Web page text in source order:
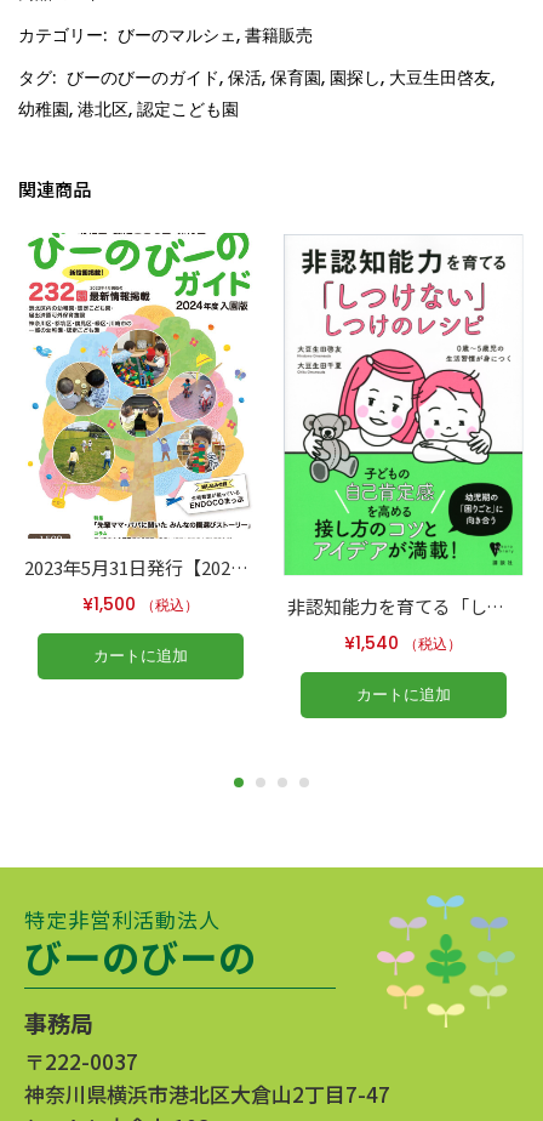
カテゴリー: びーのマルシェ, 書籍販売
タグ: びーのびーのガイド, 保活, 保育園, 園探し, 大豆生田啓友,
幼稚園, 港北区, 認定こども園
関連商品
2023年5月31日発行【2024年4月入園用】幼稚園・認定こども園・保育園ガイド 2024年度入園版
¥1,500 （税込）
カートに追加
非認知能力を育てる「しつけない」しつけのレシピ ０歳～５歳児の生活習慣が身につく
¥1,540 （税込）
カートに追加
特定非営利活動法人
びーのびーの
事務局
〒222-0037
神奈川県横浜市港北区大倉山2丁目7-47